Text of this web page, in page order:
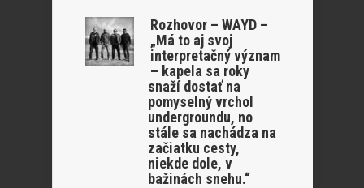
Rozhovor – WAYD –
„Má to aj svoj
interpretačný význam
– kapela sa roky
snaží dostať na
pomyselný vrchol
undergroundu, no
stále sa nachádza na
začiatku cesty,
niekde dole, v
bažinách snehu.“